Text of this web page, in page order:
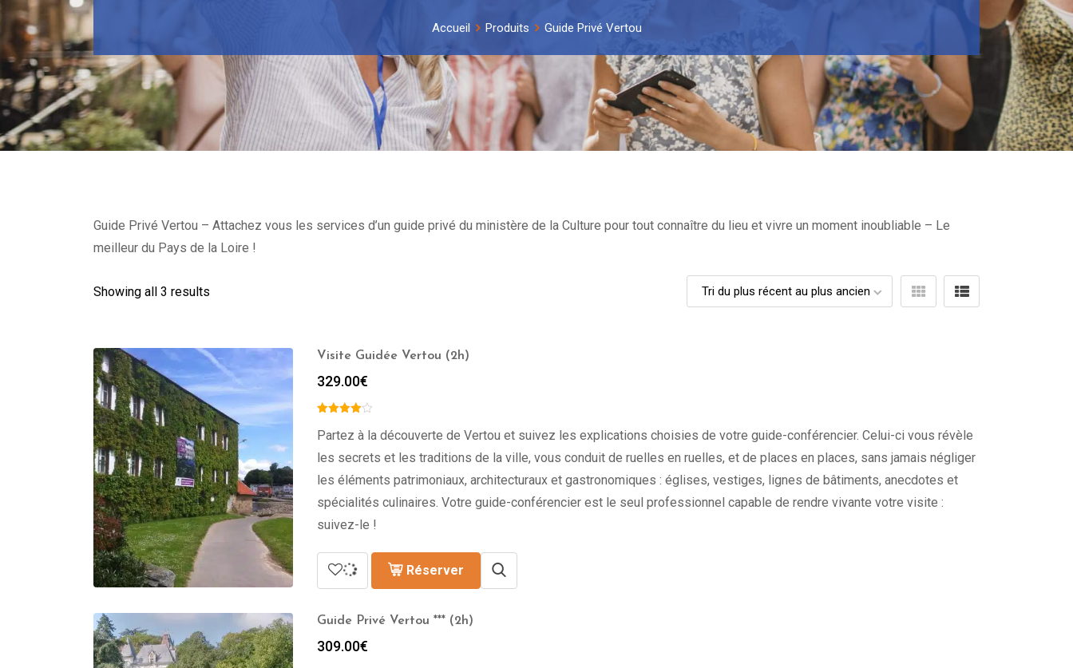
Accueil Produits Guide Privé Vertou
Guide Privé Vertou – Attachez vous les services d’un guide privé du ministère de la Culture pour tout connaître du lieu et vivre un moment inoubliable – Le
meilleur du Pays de la Loire !
Showing all 3 results
Visite Guidée Vertou (2h)
329.00€
Partez à la découverte de Vertou et suivez les explications choisies de votre guide-conférencier. Celui-ci vous révèle
les secrets et les traditions de la ville, vous conduit de ruelles en ruelles, et de places en places, sans jamais négliger
les éléments patrimoniaux, architecturaux et gastronomiques : églises, vestiges, lignes de bâtiments, anecdotes et
spécialités culinaires. Votre guide-conférencier est le seul professionnel capable de rendre vivante votre visite :
suivez-le !
Réserver
Guide Privé Vertou *** (2h)
309.00€